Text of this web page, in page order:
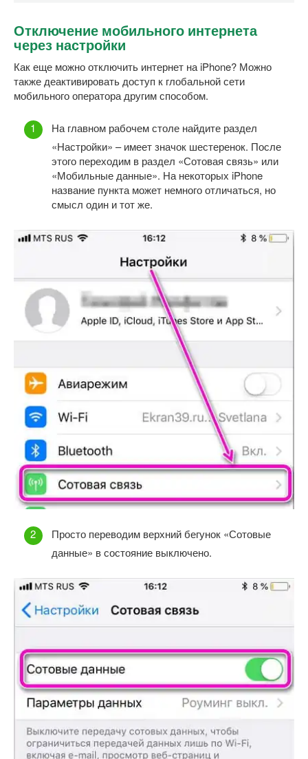
Отключение мобильного интернета
через настройки
Как еще можно отключить интернет на iPhone? Можно
также деактивировать доступ к глобальной сети
мобильного оператора другим способом.
На главном рабочем столе найдите раздел
«Настройки» – имеет значок шестеренок. После
этого переходим в раздел «Сотовая связь» или
«Мобильные данные». На некоторых iPhone
название пункта может немного отличаться, но
смысл один и тот же.
Просто переводим верхний бегунок «Сотовые
данные» в состояние выключено.